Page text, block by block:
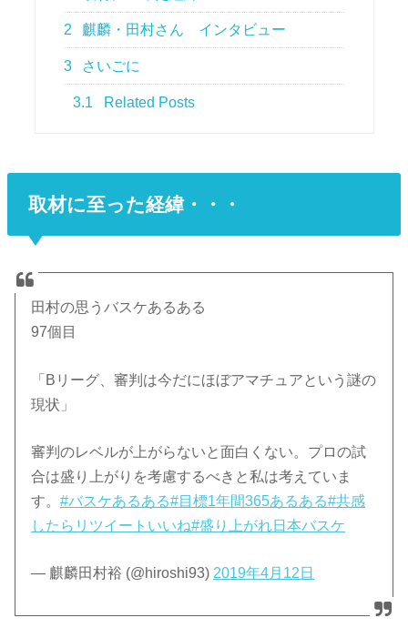
2 麒麟・田村さん インタビュー
3 さいごに
3.1 Related Posts
取材に至った経緯・・・
田村の思うバスケあるある
97個目
「Bリーグ、審判は今だにほぼアマチュアという謎の
現状」
審判のレベルが上がらないと面白くない。プロの試
合は盛り上がりを考慮するべきと私は考えていま
す。#バスケあるある#目標1年間365あるある#共感
したらリツイートいいね#盛り上がれ日本バスケ
— 麒麟田村裕 (@hiroshi93) 2019年4月12日